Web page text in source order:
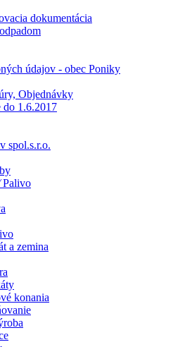
dokumentácia
údajov - obec Poniky
Objednávky
do 1.6.2017
spol.s.r.o.
Palivo
a zemina
konania